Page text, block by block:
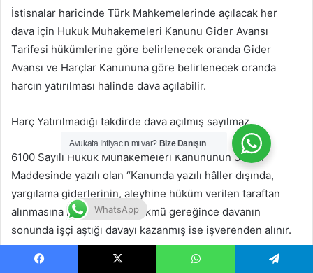
İstisnalar haricinde Türk Mahkemelerinde açılacak her
dava için Hukuk Muhakemeleri Kanunu Gider Avansı
Tarifesi hükümlerine göre belirlenecek oranda Gider
Avansı ve Harçlar Kanununa göre belirlenecek oranda
harcın yatırılması halinde dava açılabilir.
Harç Yatırılmadığı takdirde dava açılmış sayılmaz.
6100 Sayılı Hukuk Muhakemeleri Kanununun 326/1.
Maddesinde yazılı olan “Kanunda yazılı hâller dışında,
yargılama giderlerinin, aleyhine hüküm verilen taraftan
alınmasına karar verilir.” Hükmü gereğince davanın
sonunda işçi aştığı davayı kazanmış ise işverenden alınır.
İş kazası geçirmiş olan birinin ödeyeceği yargılama masrafı
Avukata İhtiyacın mı var? Bize Danışın
WhatsApp